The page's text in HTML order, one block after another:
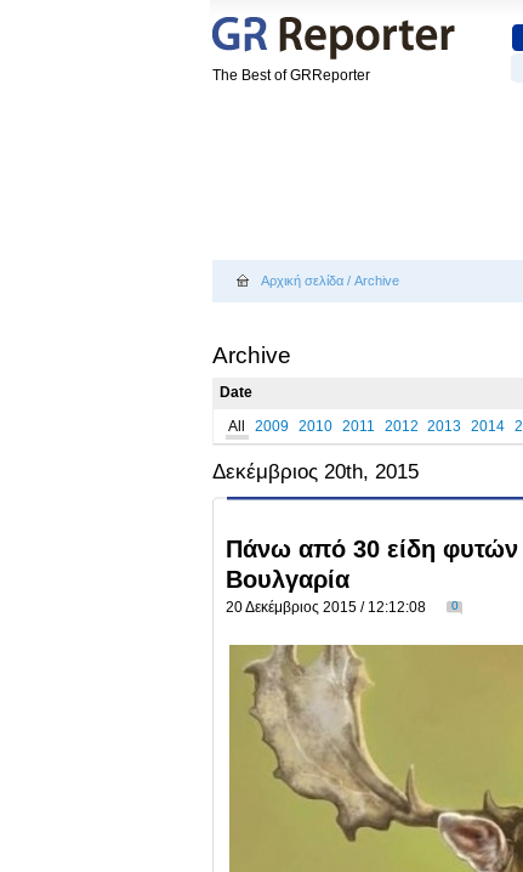
The Best of GRReporter
Αρχική σελίδα / Archive
Archive
Date
All
2009 2010 2011 2012 2013 2014
Δεκέμβριος 20th, 2015
Πάνω από 30 είδη φυτών
Βουλγαρία
20 Δεκέμβριος 2015 / 12:12:08 0